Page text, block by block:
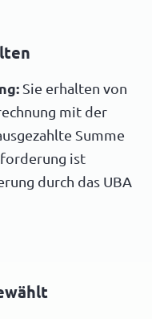
Sie erhalten von
mit der
Summe
ist
durch das UBA